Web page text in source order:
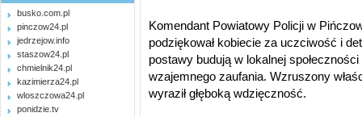
busko.com.pl
pinczow24.pl
jedrzejow.info
staszow24.pl
chmielnik24.pl
kazimierza24.pl
wloszczowa24.pl
ponidzie.tv
Komendant Powiatowy Policji w
podziękował kobiecie za uczciwość i
postawy budują w lokalnej
wzajemnego zaufania. Wzruszony
wyraził głęboką wdzięczność.